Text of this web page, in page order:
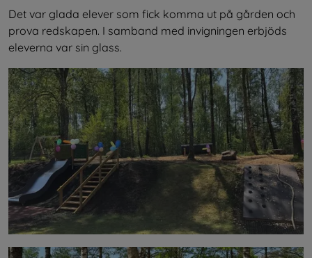
Det var glada elever som fick komma ut på gården och
prova redskapen. I samband med invigningen erbjöds
eleverna var sin glass.